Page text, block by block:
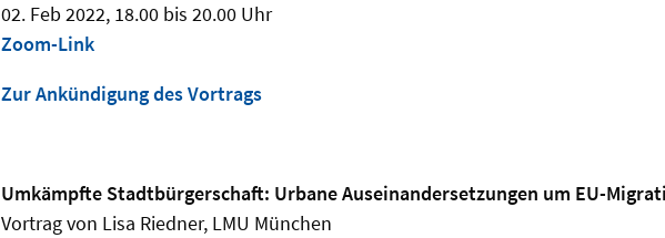
02. Feb 2022, 18.00 bis 20.00 Uhr
Zoom-Link
Zur Ankündigung des Vortrags
Umkämpfte Stadtbürgerschaft: Urbane Auseinandersetzungen um EU-
Vortrag von Lisa Riedner, LMU München